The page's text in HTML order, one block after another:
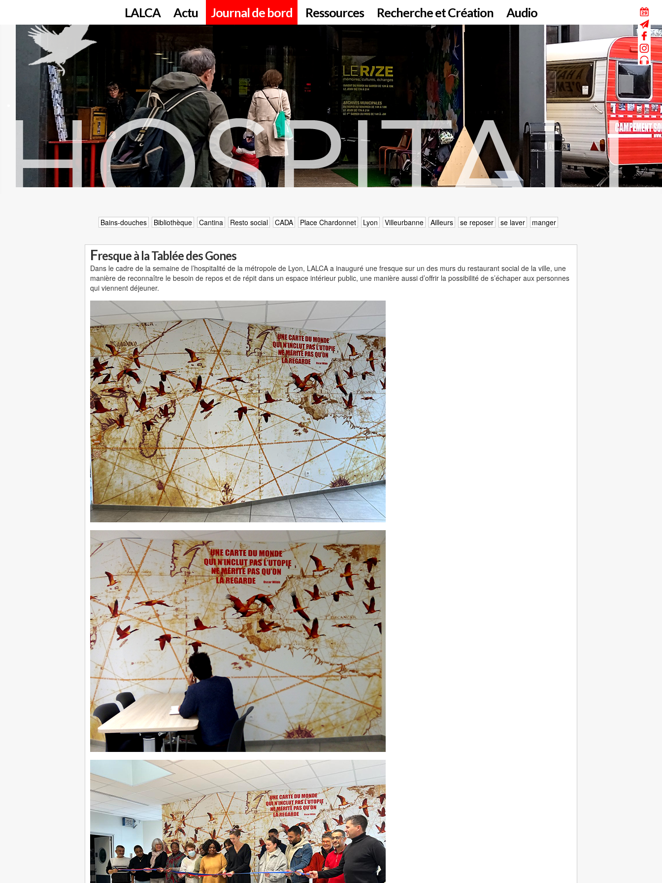
LALCA Actu Journal de bord Ressources Recherche et Création Audio
Bains-douches Bibliothèque Cantina Resto social CADA Place Chardonnet Lyon Villeurbanne Ailleurs se reposer se laver manger
Fresque à la Tablée des Gones
Dans le cadre de la semaine de l’hospitalité de la métropole de Lyon, LALCA a inauguré une fresque sur un des murs du restaurant social de la ville, une
manière de reconnaître le besoin de repos et de répit dans un espace intérieur public, une manière aussi d’offrir la possibilité de s’échaper aux personnes
qui viennent déjeuner.